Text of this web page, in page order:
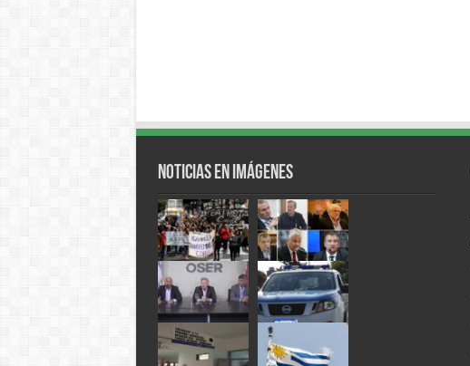
Noticias en Imágenes